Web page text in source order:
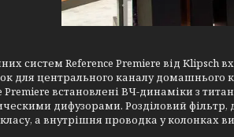
систем Reference Premiere від Klipsch
для центрального каналу домашнього
Premiere встановлені ВЧ-динаміки з
дифузорами. Розділовий
класу, а внутрішня проводка у колонках